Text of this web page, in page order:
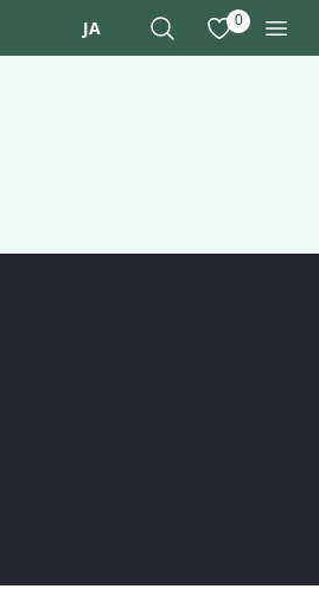
JA
サイト内検索
0
お気に入り
メニ